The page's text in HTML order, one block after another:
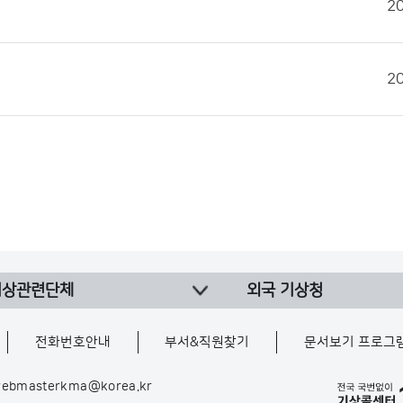
관련단체 외국 기상청
전화번호안내 부서&직원찾기 문서보기 프로그